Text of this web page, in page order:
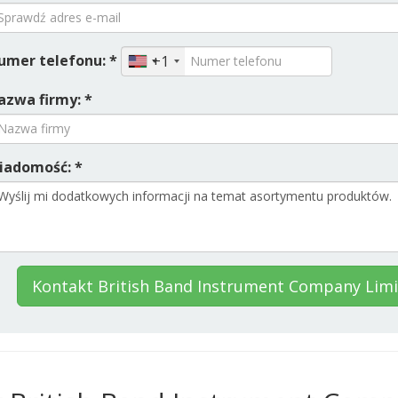
telefonu: *
+1
firmy: *
*
Kontakt British Band Instrument Company